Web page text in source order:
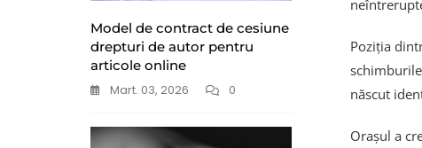
Model de contract de cesiune
drepturi de autor pentru
articole online
Mart. 03, 2026
0
Poziția
născut
Orașul a